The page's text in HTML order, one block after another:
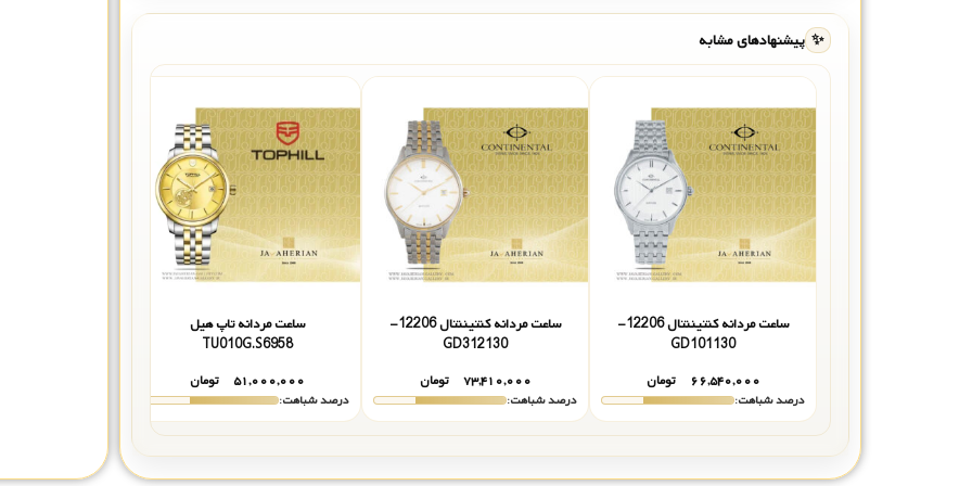
✨ پیشنهادهای مشابه
ساعت مردانه کنتیننتال 12206-
GD101130
۶۶,۵۴۰,۰۰۰
تومان
درصد شباهت:
ساعت مردانه کنتیننتال 12206-
GD312130
۷۳,۴۱۰,۰۰۰
تومان
درصد شباهت:
ساعت مردانه تاپ هیل
TU010G.S6958
۵۱,۰۰۰,۰۰۰
تومان
درصد شباهت: